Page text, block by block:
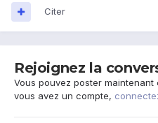
Citer
Rejoignez la
Vous pouvez poster
vous avez un compte,